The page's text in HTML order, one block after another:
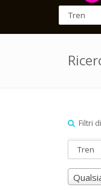
Filtri